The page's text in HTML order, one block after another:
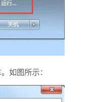
如图所示：